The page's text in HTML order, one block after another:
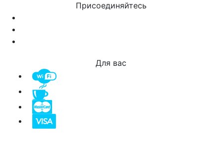
Присоединяйтесь
Для вас